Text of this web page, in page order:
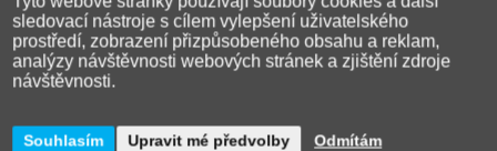
sledovací nástroje s cílem vylepšení uživatelského
prostředí, zobrazení přizpůsobeného obsahu a reklam,
analýzy návštěvnosti webových stránek a zjištění zdroje
návštěvnosti.
Souhlasím Upravit mé předvolby Odmítám